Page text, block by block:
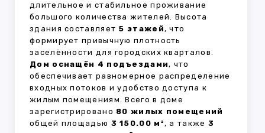
длительное и стабильное проживание
большого количества жителей. Высота
здания составляет 5 этажей, что
формирует привычную плотность
заселённости для городских кварталов.
Дом оснащён 4 подъездами, что
обеспечивает равномерное распределение
входных потоков и удобство доступа к
жилым помещениям. Всего в доме
зарегистрировано 80 жилых помещений
общей площадью 3 150.00 м², а также 3